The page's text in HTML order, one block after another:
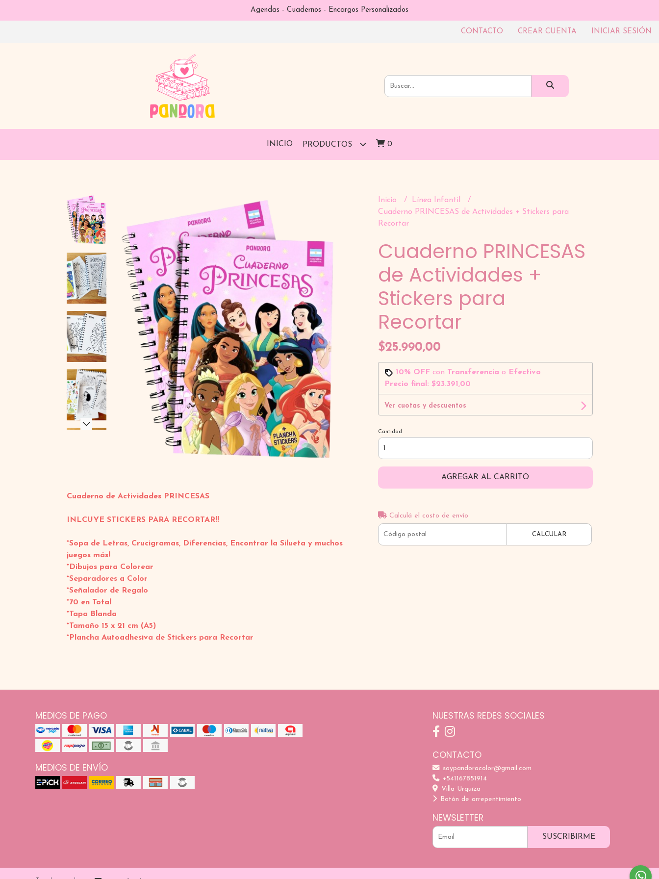
Agendas - Cuadernos - Encargos Personalizados
CONTACTO CREAR CUENTA INICIAR SESIÓN
INICIO PRODUCTOS 0
Cuaderno de Actividades PRINCESAS
INLCUYE STICKERS PARA RECORTAR!!
*Sopa de Letras, Crucigramas, Diferencias, Encontrar la Silueta y muchos
juegos más!
*Dibujos para Colorear
*Separadores a Color
*Señalador de Regalo
*70 en Total
*Tapa Blanda
*Tamaño 15 x 21 cm (A5)
*Plancha Autoadhesiva de Stickers para Recortar
Inicio
Línea Infantil
Cuaderno PRINCESAS de Actividades + Stickers para
Recortar
Cuaderno PRINCESAS
de Actividades +
Stickers para
Recortar
$25.990,00
10% OFFcon Transferencia o
Efectivo
Precio final: $23.391,00
Ver cuotas y descuentos
Cantidad
AGREGAR AL CARRITO
Calculá el costo de envío
CALCULAR
MEDIOS DE PAGO
MEDIOS DE ENVÍO
NUESTRAS REDES SOCIALES
CONTACTO
soypandoracolor@gmail.com
+541167851914
Villa Urquiza
Botón de arrepentimiento
NEWSLETTER
SUSCRIBIRME